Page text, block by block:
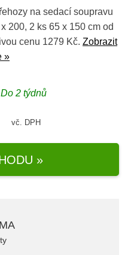
na sedací soupravu
200, 2 ks 65 x 150 cm od
cenu 1279 Kč. Zobrazit
»
2 týdnů
vč. DPH
»